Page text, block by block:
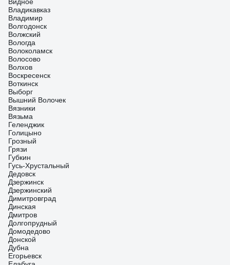
Владикавказ
Владимир
Волгодонск
Волжский
Вологда
Волоколамск
Волосово
Волхов
Воскресенск
Воткинск
Выборг
Вышний Волочек
Вязники
Вязьма
Геленджик
Голицыно
Грозный
Грязи
Губкин
Гусь-Хрустальный
Дедовск
Дзержинск
Дзержинский
Димитровград
Динская
Дмитров
Долгопрудный
Домодедово
Донской
Дубна
Егорьевск